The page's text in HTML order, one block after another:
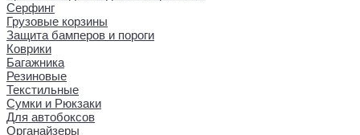
Серфинг
Грузовые корзины
Защита бамперов и пороги
Коврики
Багажника
Резиновые
Текстильные
Сумки и Рюкзаки
Для автобоксов
Органайзеры